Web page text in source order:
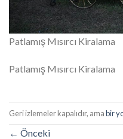
Patlamış Mısırcı Kiralama
Patlamış Mısırcı Kiralama
Geri izlemeler kapalıdır, amabir
← Önceki